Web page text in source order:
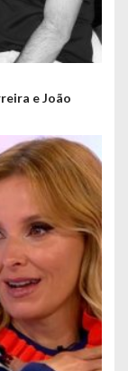
e João